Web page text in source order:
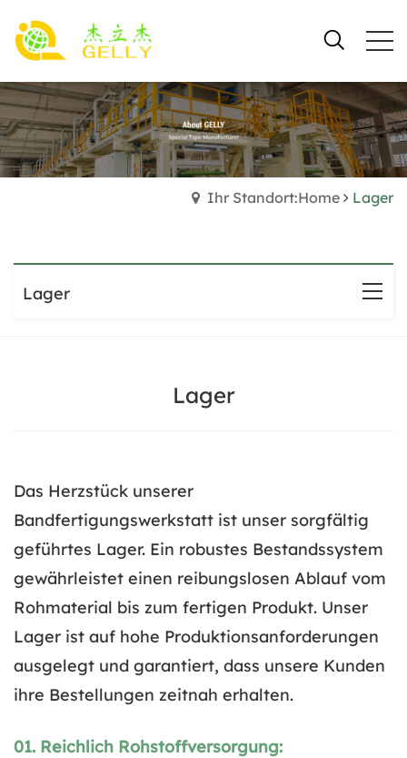
Ihr Standort:Home Lager
Lager
Lager
Das Herzstück unserer
Bandfertigungswerkstatt ist unser sorgfältig
geführtes Lager. Ein robustes Bestandssystem
gewährleistet einen reibungslosen Ablauf vom
Rohmaterial bis zum fertigen Produkt. Unser
Lager ist auf hohe Produktionsanforderungen
ausgelegt und garantiert, dass unsere Kunden
ihre Bestellungen zeitnah erhalten.
01. Reichlich Rohstoffversorgung: